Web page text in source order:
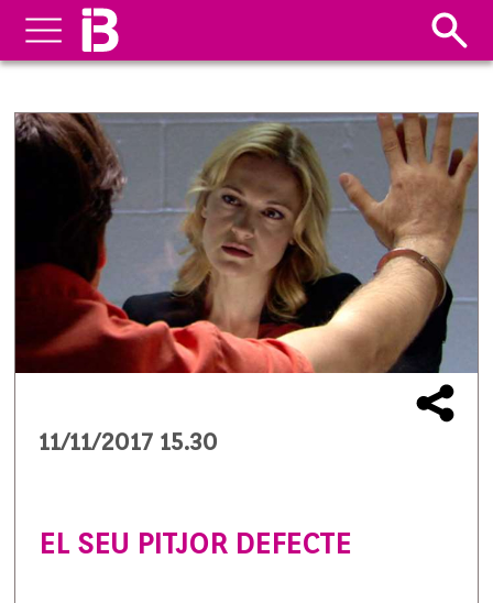
11/11/2017 15.30
EL SEU PITJOR DEFECTE